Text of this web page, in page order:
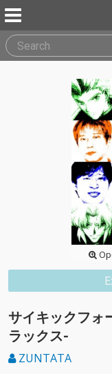
サイキックフォ
ラックス-
ZUNTATA